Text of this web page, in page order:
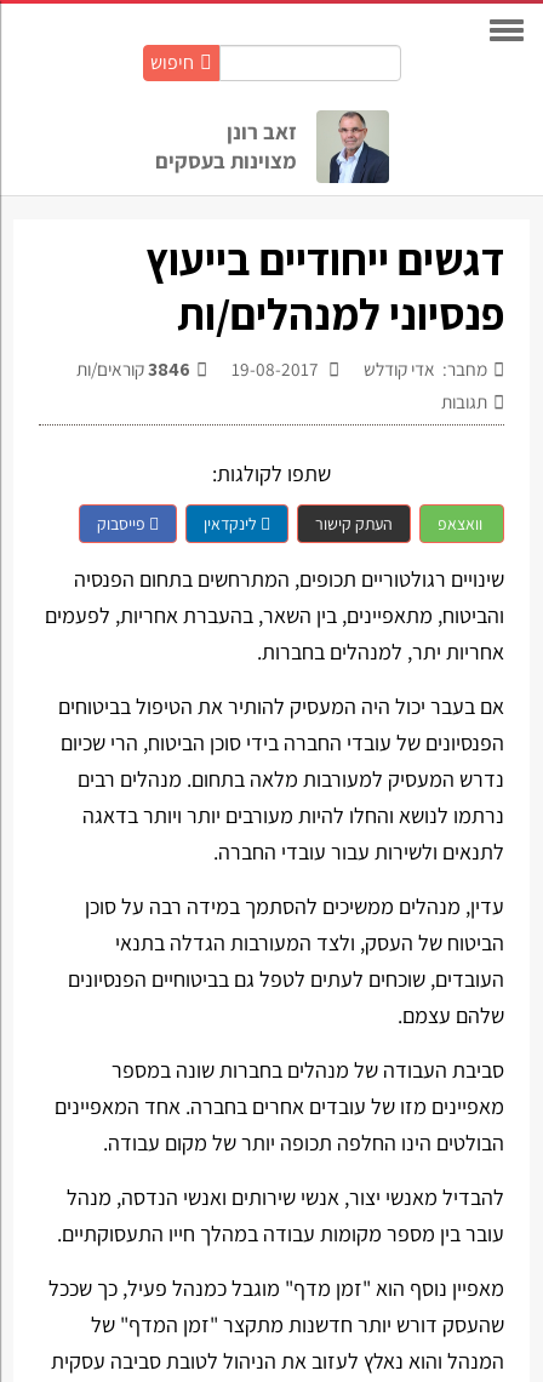
חיפוש
זאב רונן
מצוינות בעסקים
דגשים ייחודיים בייעוץ
פנסיוני למנהלים/ות
מחבר: אדי קודלש 3846קוראים/ות
תגובות
שתפו לקולגות:
וואצאפ העתק קישור לינקדאין פייסבוק
שינויים רגולטוריים תכופים, המתרחשים בתחום הפנסיה
והביטוח, מתאפיינים, בין השאר, בהעברת אחריות, לפעמים
אחריות יתר, למנהלים בחברות.
אם בעבר יכול היה המעסיק להותיר את הטיפול בביטוחים
הפנסיונים של עובדי החברה בידי סוכן הביטוח, הרי שכיום
נדרש המעסיק למעורבות מלאה בתחום. מנהלים רבים
נרתמו לנושא והחלו להיות מעורבים יותר ויותר בדאגה
לתנאים ולשירות עבור עובדי החברה.
עדין, מנהלים ממשיכים להסתמך במידה רבה על סוכן
הביטוח של העסק, ולצד המעורבות הגדלה בתנאי
העובדים, שוכחים לעתים לטפל גם בביטוחיים הפנסיונים
שלהם עצמם.
סביבת העבודה של מנהלים בחברות שונה במספר
מאפיינים מזו של עובדים אחרים בחברה. אחד המאפיינים
הבולטים הינו החלפה תכופה יותר של מקום עבודה.
להבדיל מאנשי יצור, אנשי שירותים ואנשי הנדסה, מנהל
עובר בין מספר מקומות עבודה במהלך חייו התעסוקתיים.
מאפיין נוסף הוא "זמן מדף" מוגבל כמנהל פעיל, כך שככל
שהעסק דורש יותר חדשנות מתקצר "זמן המדף" של
המנהל והוא נאלץ לעזוב את הניהול לטובת סביבה עסקית